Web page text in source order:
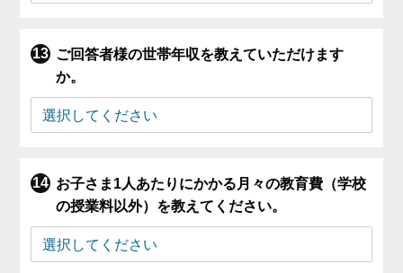
ご回答者様の世帯年収を教えていただけます
か。
お子さま1人あたりにかかる月々の教育費（学校
の授業料以外）を教えてください。